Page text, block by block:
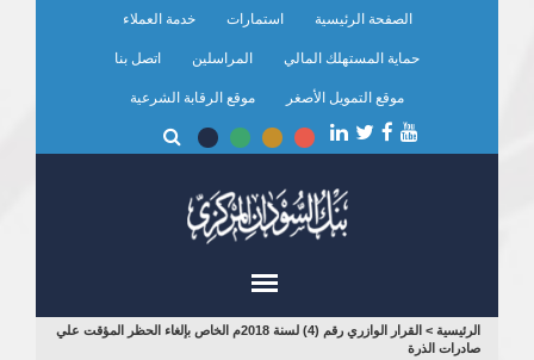
الصفحة الرئيسية استمارات خدمة العملاء
حماية المستهلك المالي المراسلين اتصل بنا
موقع التمويل الأصغر موقع الرقابة الشرعية
أنت
الرئيسية >
القرار الوازري رقم (4) لسنة 2018م الخاص بإلغاء الحظر المؤقت علي
صادرات الذرة